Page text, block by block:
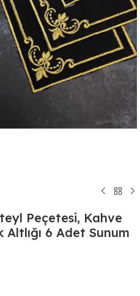
Peçetesi, Kahve
Altlığı 6 Adet Sunum